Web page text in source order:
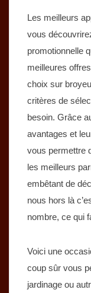
Les meilleurs
vous
promotionnelle
meilleures
choix sur
critères de
besoin. Grâce
avantages et
vous permettre
les meilleurs
embêtant de
nous hors là
nombre, ce qui
Voici une
coup sûr vous
jardinage ou